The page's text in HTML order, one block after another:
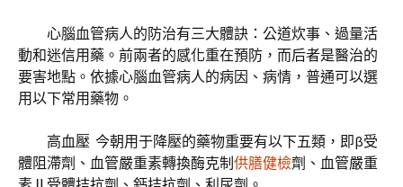
心腦血管病人的防治有三大體訣：公道炊事、過量活
動和迷信用藥。前兩者的感化重在預防，而后者是醫治的
要害地點。依據心腦血管病人的病因、病情，普通可以選
用以下常用藥物。
高血壓 今朝用于降壓的藥物重要有以下五類，即β受
體阻滯劑、血管嚴重素轉換酶克制 供膳健檢劑、血管嚴重